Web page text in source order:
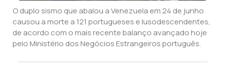
O duplo sismo que abalou a Venezuela em 24 de junho
causou a morte a 121 portugueses e lusodescendentes,
de acordo com o mais recente balanço avançado hoje
pelo Ministério dos Negócios Estrangeiros português.